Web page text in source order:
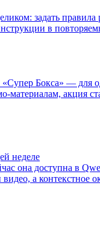
задать правила
в
Бокса» — для
акция
неделе
она доступна в
а контекстное